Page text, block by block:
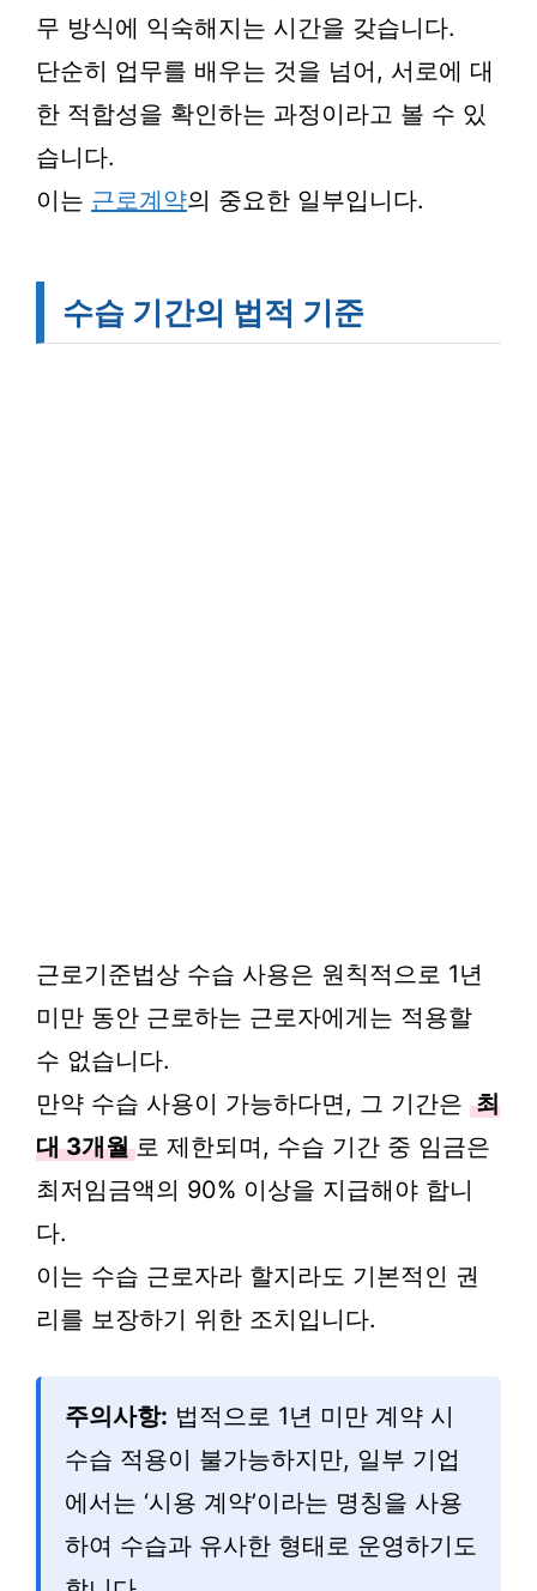
무 방식에 익숙해지는 시간을 갖습니다.
단순히 업무를 배우는 것을 넘어, 서로에 대
한 적합성을 확인하는 과정이라고 볼 수 있
습니다.
이는 근로계약의 중요한 일부입니다.
수습 기간의 법적 기준
근로기준법상 수습 사용은 원칙적으로 1년
미만 동안 근로하는 근로자에게는 적용할
수 없습니다.
만약 수습 사용이 가능하다면, 그 기간은 최
대 3개월 로 제한되며, 수습 기간 중 임금은
최저임금액의 90% 이상을 지급해야 합니
다.
이는 수습 근로자라 할지라도 기본적인 권
리를 보장하기 위한 조치입니다.
주의사항: 법적으로 1년 미만 계약 시
수습 적용이 불가능하지만, 일부 기업
에서는 ‘시용 계약’이라는 명칭을 사용
하여 수습과 유사한 형태로 운영하기도